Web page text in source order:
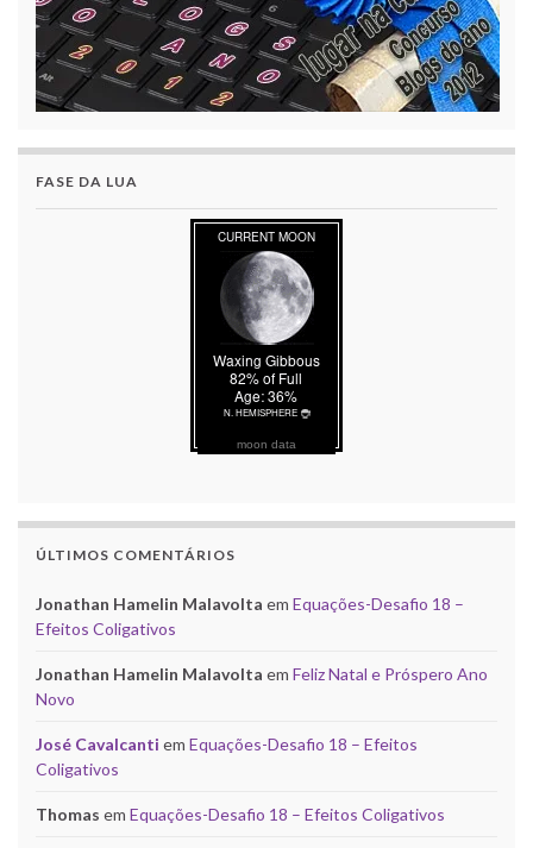
FASE DA LUA
moon data
ÚLTIMOS COMENTÁRIOS
Jonathan Hamelin Malavolta em Equações-Desafio 18 –
Efeitos Coligativos
Jonathan Hamelin Malavolta em Feliz Natal e Próspero Ano
Novo
José Cavalcanti em Equações-Desafio 18 – Efeitos
Coligativos
Thomas em Equações-Desafio 18 – Efeitos Coligativos